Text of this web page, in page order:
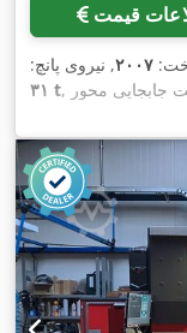
قیمت
۲۰۰۷, نیروی پانچ:
۳۱ t
, تعداد محور:۲